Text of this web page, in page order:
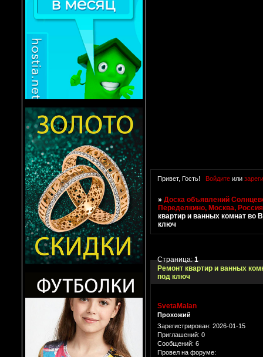
Привет, Гость! Войдитеили
»Доска объявлений
Переделкино, Москва, Россия
квартир и ванных комнат во
ключ
Ремонт квартир и ванных
под ключ
Страница:1
SvetaMalan
Прохожий
Зарегистрирован: 2026-01-15
Приглашений: 0
Сообщений: 6
Провел на форуме: